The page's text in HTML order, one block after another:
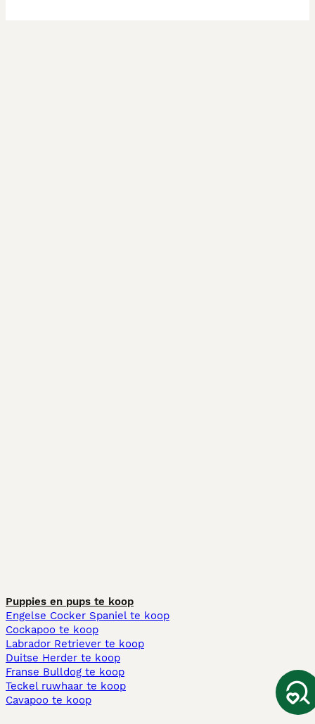
Puppies en pups te koop
Engelse Cocker Spaniel te koop
Cockapoo te koop
Labrador Retriever te koop
Duitse Herder te koop
Franse Bulldog te koop
Teckel ruwhaar te koop
Cavapoo te koop